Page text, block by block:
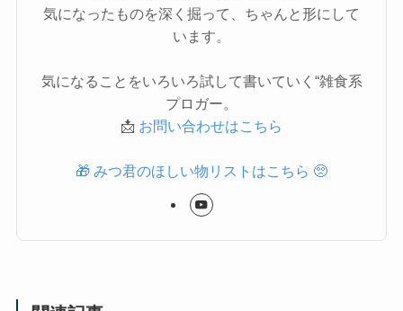
気になったものを深く掘って、ちゃんと形にして
います。
気になることをいろいろ試して書いていく“雑食系
プロガー。
📩 お問い合わせはこちら
🎁 みつ君のほしい物リストはこちら 🥺